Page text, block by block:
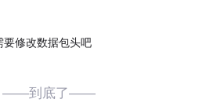
要修改数据包头吧
——到底了——